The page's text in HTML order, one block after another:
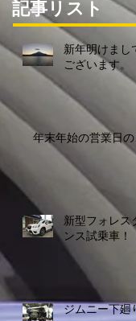
記事リスト
新年明けまし
ございます。
年末年始の営業日
新型フォレス
ンス試乗車！
ジムニー下廻